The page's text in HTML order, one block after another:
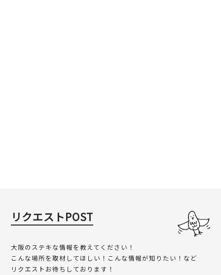
リクエストPOST
大阪のステキな情報を教えてください！
こんな場所を取材してほしい！こんな情報が知りたい！など
リクエストお待ちしております！